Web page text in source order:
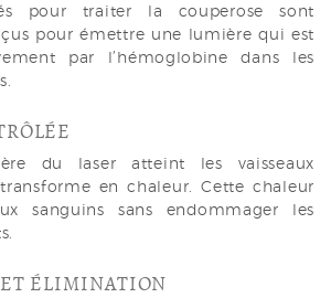
pour traiter la couperose sont
pour émettre une lumière qui est
par l’hémoglobine dans les
du laser atteint les vaisseaux
en chaleur. Cette chaleur
sanguins sans endommager les
ÉLIMINATION